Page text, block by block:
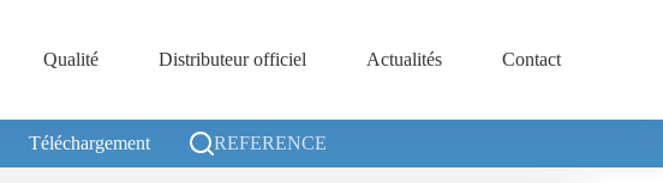
Qualité Distributeur officiel Actualités Contact
Téléchargement REFERENCE